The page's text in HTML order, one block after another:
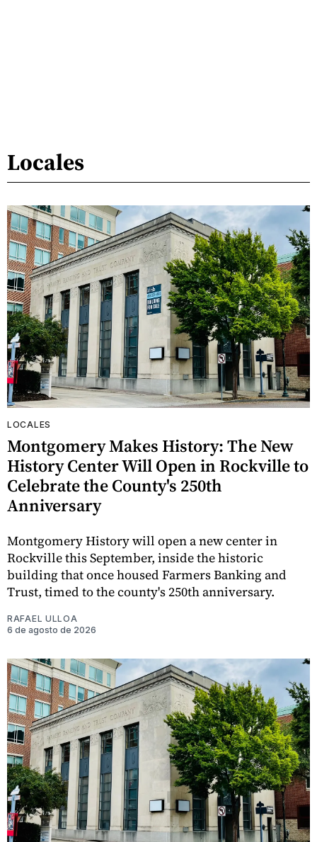
Locales
LOCALES
Montgomery Makes History: The New
History Center Will Open in Rockville to
Celebrate the County's 250th
Anniversary
Montgomery History will open a new center in
Rockville this September, inside the historic
building that once housed Farmers Banking and
Trust, timed to the county's 250th anniversary.
RAFAEL ULLOA
6 de agosto de 2026